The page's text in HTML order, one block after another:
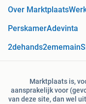
Over Marktplaats
PerskamerAdevinta
2dehands2ememain
Marktplaats is,
aansprakelijk voor
van deze site, dan wel